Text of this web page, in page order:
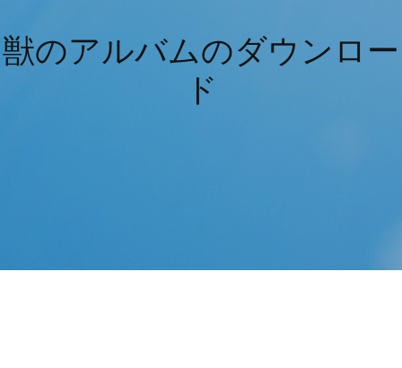
獣のアルバムのダウンロー
ド